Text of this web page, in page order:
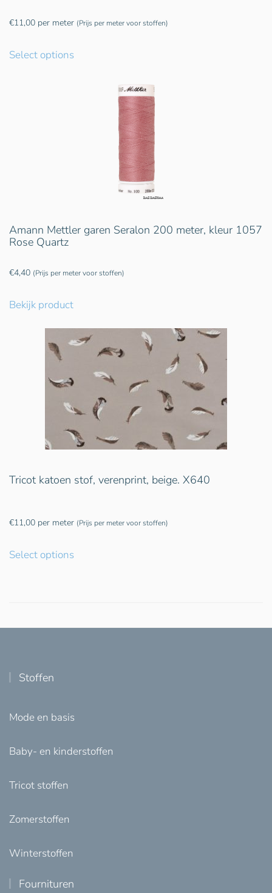
€11,00 per meter (Prijs per meter voor stoffen)
Select options
Amann Mettler garen Seralon 200 meter, kleur 1057
Rose Quartz
€4,40 (Prijs per meter voor stoffen)
Bekijk product
Tricot katoen stof, verenprint, beige. X640
€11,00 per meter (Prijs per meter voor stoffen)
Select options
Stoffen
Mode en basis
Baby- en kinderstoffen
Tricot stoffen
Zomerstoffen
Winterstoffen
Fournituren